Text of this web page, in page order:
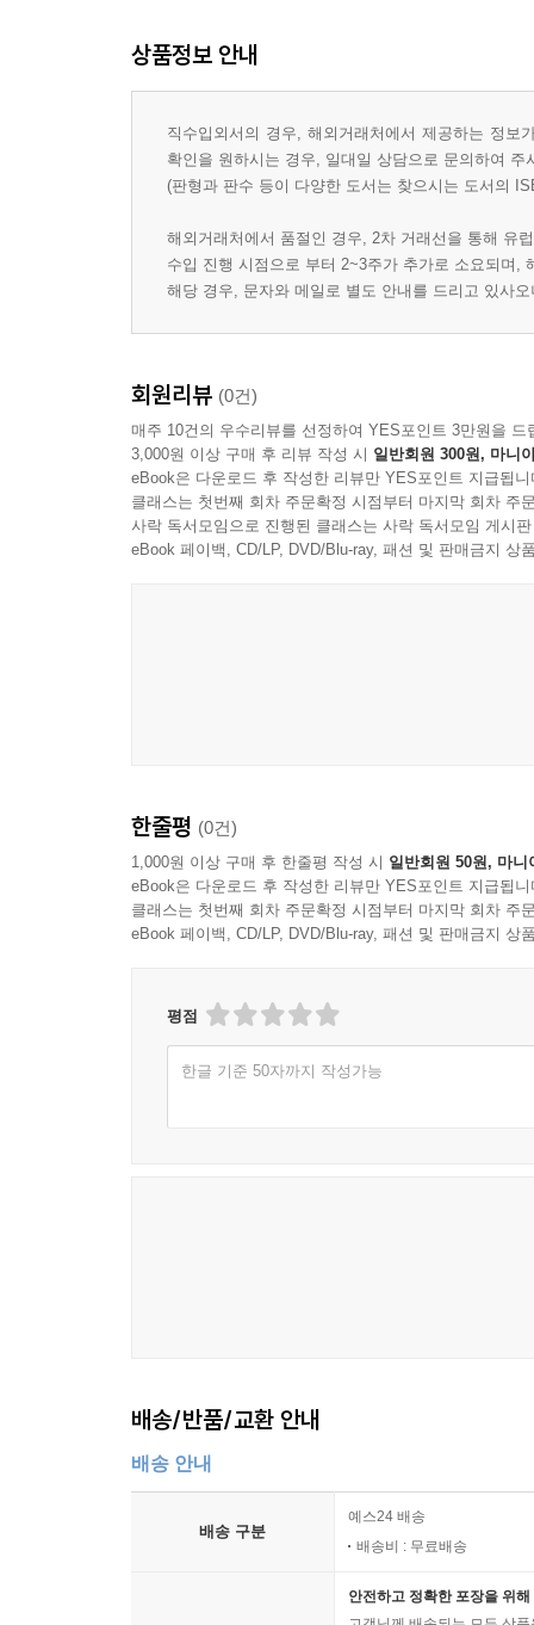
상품정보 안내
직수입외서의 경우, 해외거래처에서 제공하는 정
확인을 원하시는 경우, 일대일 상담으로 문의하여 주
(판형과 판수 등이 다양한 도서는 찾으시는 도서의
해외거래처에서 품절인 경우, 2차 거래선을 통해 유
수입 진행 시점으로 부터 2~3주가 추가로 소요되며,
해당 경우, 문자와 메일로 별도 안내를 드리고 있사
회원리뷰 (0건)
매주 10건의 우수리뷰를 선정하여 YES포인트 3만원을 드
3,000원 이상 구매 후 리뷰 작성 시 일반회원 300원, 마니
eBook은 다운로드 후 작성한 리뷰만 YES포인트 지급됩니
클래스는 첫번째 회차 주문확정 시점부터 마지막 회차 주
사락 독서모임으로 진행된 클래스는 사락 독서모임 게시
eBook 페이백, CD/LP, DVD/Blu-ray, 패션 및 판매금지 상
한줄평 (0건)
1,000원 이상 구매 후 한줄평 작성 시 일반회원 50원, 마니
eBook은 다운로드 후 작성한 리뷰만 YES포인트 지급됩니
클래스는 첫번째 회차 주문확정 시점부터 마지막 회차 주
eBook 페이백, CD/LP, DVD/Blu-ray, 패션 및 판매금지 상
평점
한글 기준 50자까지 작성가능
배송/반품/교환 안내
배송 안내
배송 구분
예스24 배송
배송비 : 무료배송
안전하고 정확한 포장을 위